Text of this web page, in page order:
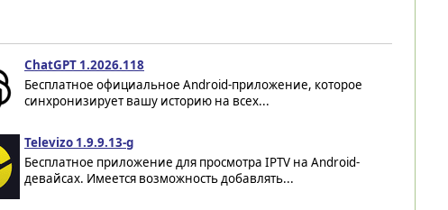
ChatGPT 1.2026.118
Бесплатное официальное Android-приложение, которое
синхронизирует вашу историю на всех...
Televizo 1.9.9.13-g
Бесплатное приложение для просмотра IPTV на Android-
девайсах. Имеется возможность добавлять...